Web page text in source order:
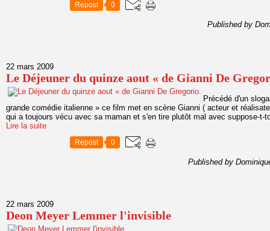
Repost 0
Published by
22 mars 2009
Le Déjeuner du quinze aout « de Gianni De
Précédé d'un
grande comédie italienne » ce film met en scène Gianni ( acteur et
qui a toujours vécu avec sa maman et s'en tire plutôt mal avec suppose-t-
Lire la suite
Repost 0
Published by
22 mars 2009
Deon Meyer Lemmer l'invisible